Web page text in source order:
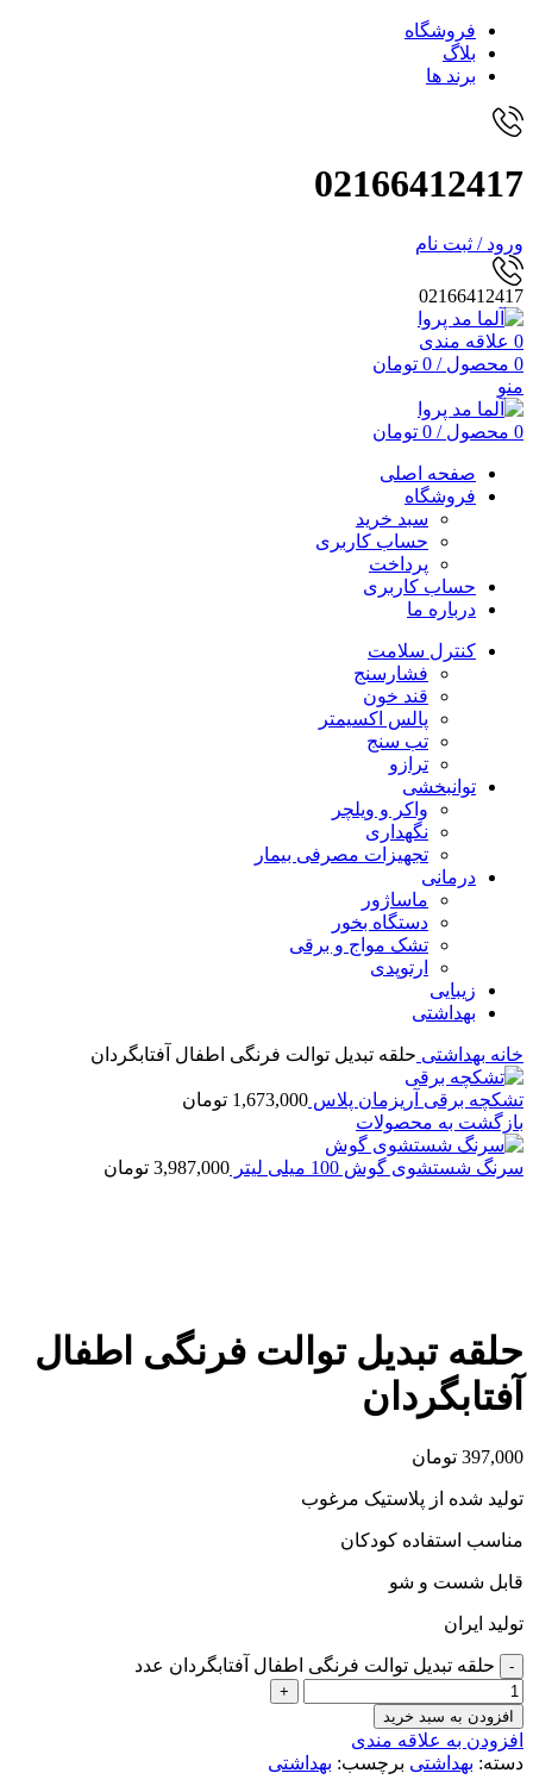
فروشگاه
بلاگ
برند ها
02166412417
ورود / ثبت نام
02166412417
0 علاقه مندی
0 محصول /
0 تومان
منو
0 محصول /
0 تومان
صفحه اصلی
فروشگاه
سبد خرید
حساب کاربری
پرداخت
حساب کاربری
درباره ما
کنترل سلامت
فشارسنج
قند خون
پالس اکسیمتر
تب سنج
ترازو
توانبخشی
واکر و ویلچر
نگهداری
تجهیزات مصرفی بیمار
درمانی
ماساژور
دستگاه بخور
تشک مواج و برقی
ارتوپدی
زیبایی
بهداشتی
خانه بهداشتی حلقه تبدیل توالت فرنگی اطفال آفتابگردان
تشکچه برقی آریزمان پلاس 1,673,000 تومان
بازگشت به محصولات
سرنگ شستشوی گوش 100 میلی لیتر 3,987,000 تومان
حلقه تبدیل توالت فرنگی اطفال
آفتابگردان
397,000 تومان
تولید شده از پلاستیک مرغوب
مناسب استفاده کودکان
قابل شست و شو
تولید ایران
حلقه تبدیل توالت فرنگی اطفال آفتابگردان عدد
افزودن به سبد خرید
افزودن به علاقه مندی
دسته: بهداشتی برچسب: بهداشتی